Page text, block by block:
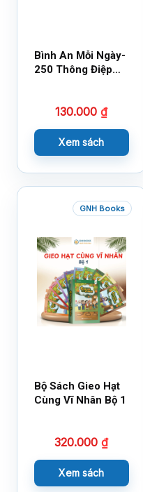
Bình An Mỗi Ngày-
250 Thông Điệp
130.000₫
Xem sách
GNH Books
Bộ Sách Gieo Hạt
Cùng Vĩ Nhân Bộ 1
320.000₫
Xem sách